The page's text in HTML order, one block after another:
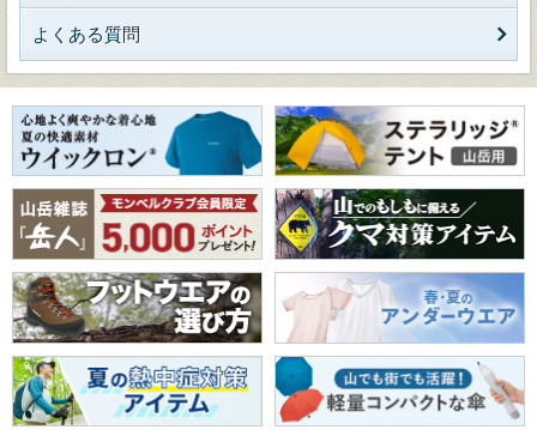
よくある質問